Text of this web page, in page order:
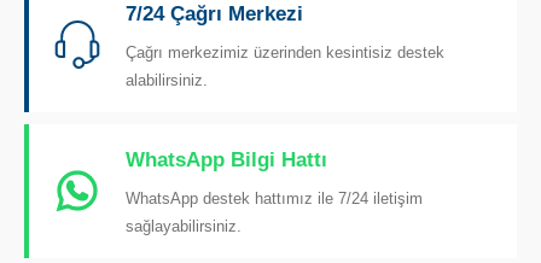
7/24 Çağrı Merkezi
Çağrı merkezimiz üzerinden kesintisiz destek
alabilirsiniz.
WhatsApp Bilgi Hattı
WhatsApp destek hattımız ile 7/24 iletişim
sağlayabilirsiniz.